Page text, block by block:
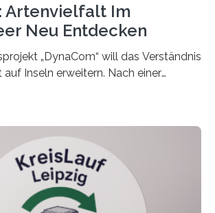
Artenvielfalt Im
Neu Entdecken
„DynaCom“ will das Verständnis
Inseln erweitern. Nach einer
Wattenmeer ist nun eine große
sich insbesondere damit, wie ein
– und wie sich dieser Prozess
lässt. Grünes Licht für
Deutsche Forschungsgemeinschaft
Anfang 2019 gestartete